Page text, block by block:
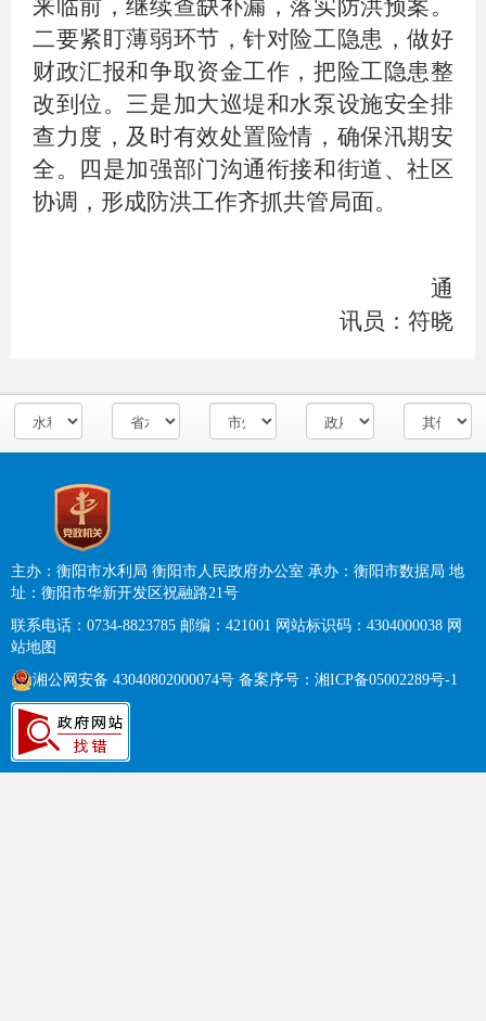
来临前，继续查缺补漏，落实防洪预案。
二要紧盯薄弱环节，针对险工隐患，做好
财政汇报和争取资金工作，把险工隐患整
改到位。三是加大巡堤和水泵设施安全排
查力度，及时有效处置险情，确保汛期安
全。四是加强部门沟通衔接和街道、社区
协调，形成防洪工作齐抓共管局面。
通
讯员：符晓
主办：衡阳市水利局 衡阳市人民政府办公室 承办：衡阳市数据局 地
址：衡阳市华新开发区祝融路21号
联系电话：0734-8823785 邮编：421001 网站标识码：4304000038 网
站地图
湘公网安备 43040802000074号 备案序号： 湘ICP备05002289号-1